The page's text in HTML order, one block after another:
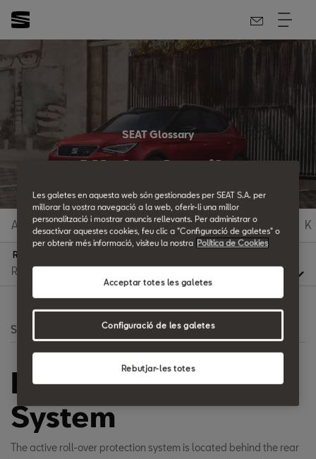
SEAT Glossary
All the details.
A B C D E F G H I K
R
Search
Roll-Over Bar
System
The active roll-over protection system is located behind the rear
Les galetes en aquesta web són gestionades per SEAT S.A. per
millorar la vostra navegació a la web, oferir-li una millor
personalització i mostrar anuncis rellevants. Per administrar o
desactivar aquestes cookies, feu clic a "Configuració de galetes" o
per obtenir més informació, visiteu la nostra Política de Cookies
Rebutjar-les totes
Acceptar totes les galetes
Configuració de les galetes